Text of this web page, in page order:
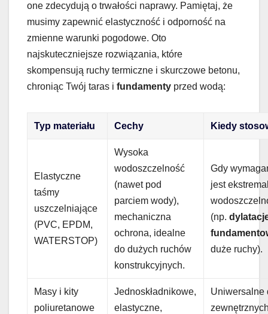
one zdecydują o trwałości naprawy. Pamiętaj, że
musimy zapewnić elastyczność i odporność na
zmienne warunki pogodowe. Oto
najskuteczniejsze rozwiązania, które
skompensują ruchy termiczne i skurczowe betonu,
chroniąc Twój taras i fundamenty przed wodą:
Typ materiału Cechy Kiedy
Elastyczne
taśmy
uszczelniające
(PVC, EPDM,
WATERSTOP)
Wysoka
wodoszczelność
(nawet pod
parciem wody),
mechaniczna
ochrona, idealne
do dużych ruchów
konstrukcyjnych.
Gdy
jest
(np.
duże ruchy).
Masy i kity
poliuretanowe
Jednoskładnikowe,
elastyczne,
Uniwersalne